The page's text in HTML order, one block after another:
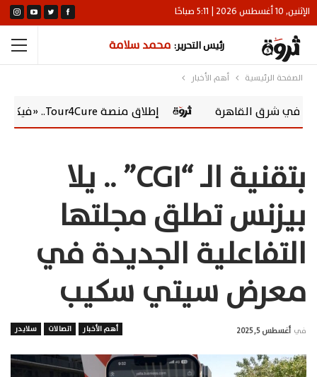
الإثنين, 10 أغسطس 2026 | 5:11 صباحًا
رئيس التحرير: محمد سلامة
الصفحة الرئيسية أهم الأخبار
القاهرة إطلاق منصة Tour4Cure.. «فيكسد مصر» تقود التحول الرقمي للسياحة الصحية في مصر
بتقنية الـ “CGI” .. يلا
بيزنس تطلق مجلتها
التفاعلية الجديدة في
معرض سيتي سكيب
أهم الأخبار اتصالات سلايدر في أغسطس 5, 2025